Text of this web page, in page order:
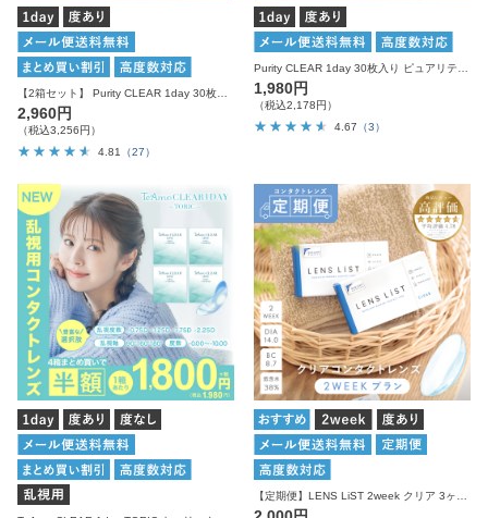
2,960円
（税込3,256円）
4.81
（27）
1,980円
（税込2,178円）
4.67
（3）